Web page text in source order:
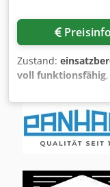
Preisinfo
Zustand:
voll funktionsfähig
CMA MOD. ROBY
Achsen - 3
Programmierung
* Traglast pro
mit Handbuch und